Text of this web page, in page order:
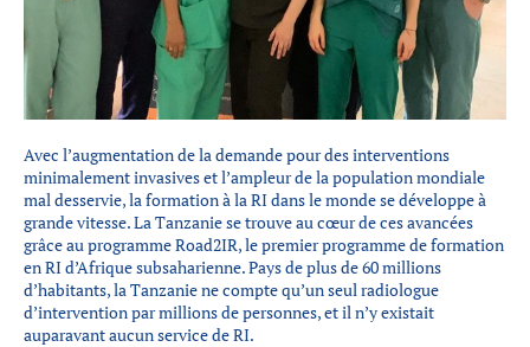
COVID-19
Carrières en RI
English
Avec l’augmentation de la demande pour des interventions
minimalement invasives et l’ampleur de la population mondiale
mal desservie, la formation à la RI dans le monde se développe à
grande vitesse. La Tanzanie se trouve au cœur de ces avancées
grâce au programme Road2IR, le premier programme de formation
en RI d’Afrique subsaharienne. Pays de plus de 60 millions
d’habitants, la Tanzanie ne compte qu’un seul radiologue
d’intervention par millions de personnes, et il n’y existait
auparavant aucun service de RI.